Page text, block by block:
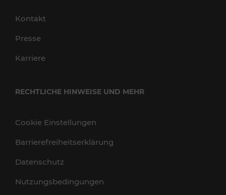
Kontakt
Presse
Karriere
RECHTLICHE HINWEISE UND MEHR
Cookie Einstellungen
Barrierefreiheitserklärung
Datenschutz
Nutzungsbedingungen